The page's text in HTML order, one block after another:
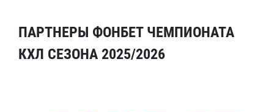
ПАРТНЕРЫ ФОНБЕТ ЧЕМПИОНАТА
КХЛ СЕЗОНА 2025/2026